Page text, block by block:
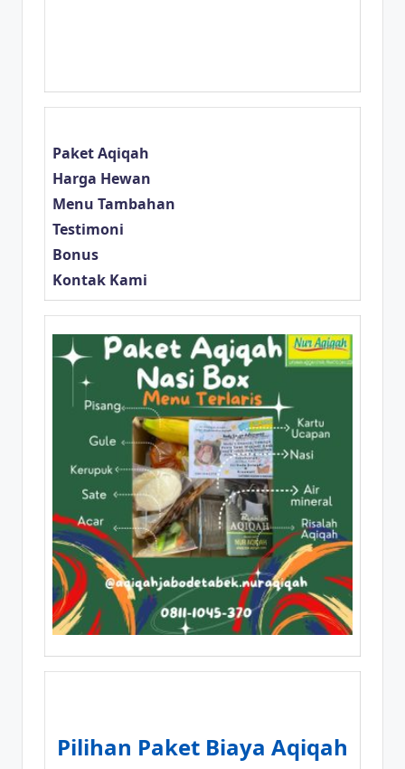
Paket Aqiqah
Harga Hewan
Menu Tambahan
Testimoni
Bonus
Kontak Kami
Pilihan Paket Biaya Aqiqah